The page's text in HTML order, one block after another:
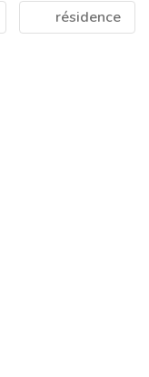
résidence